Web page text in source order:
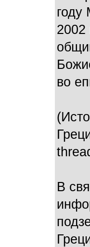
году
2002
во
В